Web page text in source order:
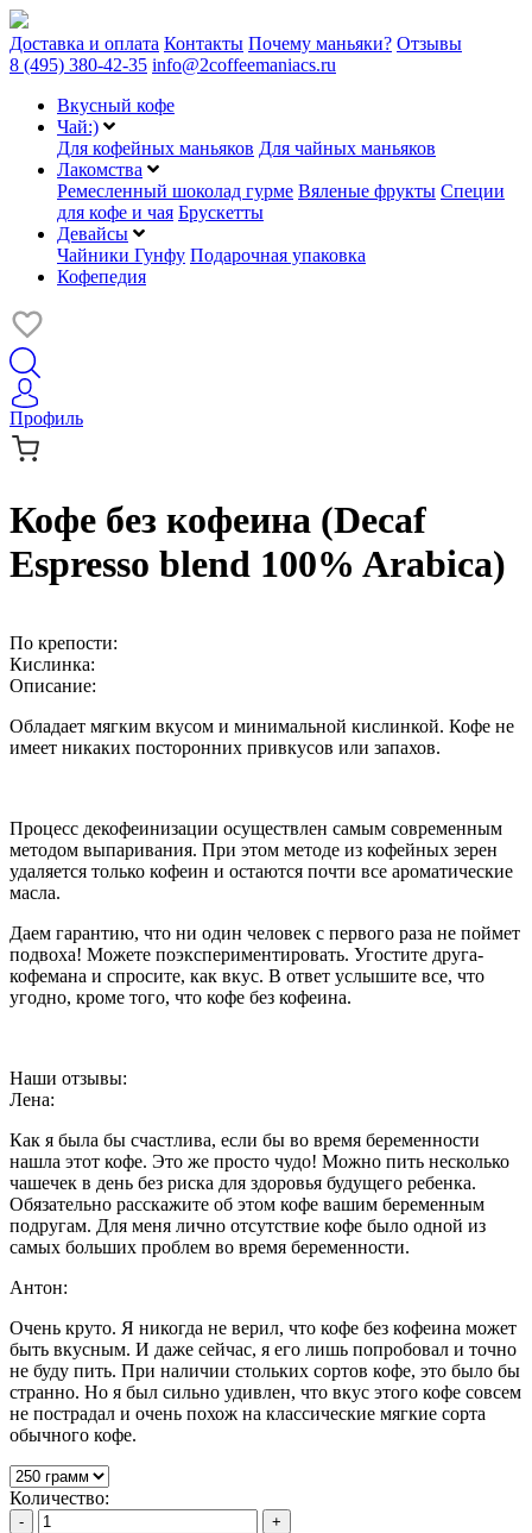
Доставка и оплата Контакты Почему маньяки? Отзывы
8 (495) 380-42-35 info@2coffeemaniacs.ru
Вкусный кофе
Чай:)
Для кофейных маньяков Для чайных маньяков
Лакомства
Ремесленный шоколад гурме Вяленые фрукты Специи
для кофе и чая Брускетты
Девайсы
Чайники Гунфу Подарочная упаковка
Кофепедия
Профиль
Кофе без кофеина (Decaf
Espresso blend 100% Arabica)
По крепости:
Кислинка:
Описание:
Обладает мягким вкусом и минимальной кислинкой. Кофе не
имеет никаких посторонних привкусов или запахов.
Процесс декофеинизации осуществлен самым современным
методом выпаривания. При этом методе из кофейных зерен
удаляется только кофеин и остаются почти все ароматические
масла.
Даем гарантию, что ни один человек с первого раза не поймет
подвоха! Можете поэкспериментировать. Угостите друга-
кофемана и спросите, как вкус. В ответ услышите все, что
угодно, кроме того, что кофе без кофеина.
Наши отзывы:
Лена:
Как я была бы счастлива, если бы во время беременности
нашла этот кофе. Это же просто чудо! Можно пить несколько
чашечек в день без риска для здоровья будущего ребенка.
Обязательно расскажите об этом кофе вашим беременным
подругам. Для меня лично отсутствие кофе было одной из
самых больших проблем во время беременности.
Антон:
Очень круто. Я никогда не верил, что кофе без кофеина может
быть вкусным. И даже сейчас, я его лишь попробовал и точно
не буду пить. При наличии стольких сортов кофе, это было бы
странно. Но я был сильно удивлен, что вкус этого кофе совсем
не пострадал и очень похож на классические мягкие сорта
обычного кофе.
Количество:
- +